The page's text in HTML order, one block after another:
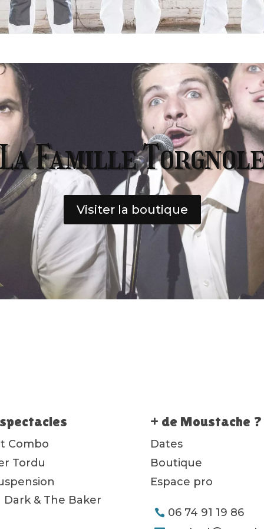
Famille
Visiter la boutique
Combo
Tordu
Dark & The Baker
+ de Moustache ?
Dates
Boutique
Espace pro
06 74 91 19 86